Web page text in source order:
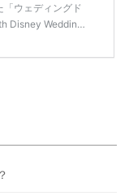
ウェディングド
Disney Wedding